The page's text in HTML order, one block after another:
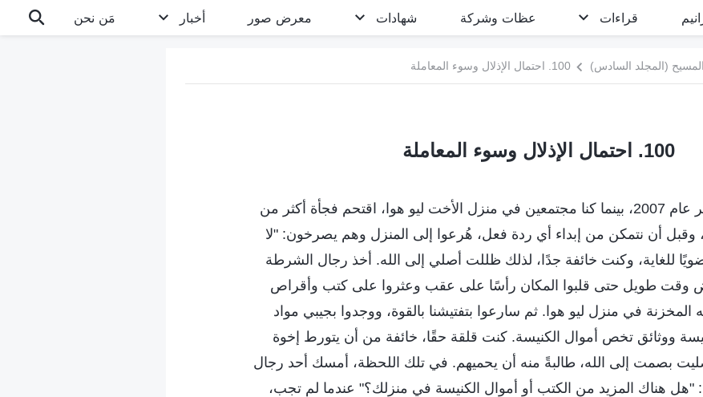
قراءات عظات وشركة شهادات معرض صور أخبار مَن نحن
(المجلد السادس) 100. احتمال الإذلال وسوء المعاملة
100. احتمال الإذلال وسوء المعاملة
في صباح أحد أيام نوفمبر عام 2007، بينما كنا مجتمعين في منزل الأخت ليو هوا، اقتحم فجأة أكثر من
وقبل أن نتمكن من إبداء أي ردة فعل، هُرعوا إلى المنزل وهم يصرخون: "لا
للغاية، وكنت خائفة جدًا، لذلك ظللت أصلي إلى الله. أخذ رجال الشرطة
وقت طويل حتى قلبوا المكان رأسًا على عقب وعثروا على كتب وأقراص
المخزنة في منزل ليو هوا. ثم سارعوا بتفتيشنا بالقوة، ووجدوا بجيبي مواد
ووثائق تخص أموال الكنيسة. كنت قلقة حقًا، خائفة من أن يتورط إخوة
بصمت إلى الله، طالبةً منه أن يحميهم. في تلك اللحظة، أمسك أحد رجال
"هل هناك المزيد من الكتب أو أموال الكنيسة في منزلك؟" عندما لم تجب،